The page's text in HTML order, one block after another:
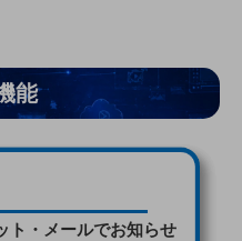
能
ト・メールでお知らせ